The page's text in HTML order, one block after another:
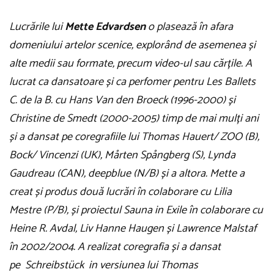
Lucrările luiMette Edvardseno plasează în afara
domeniului artelor scenice, explorând de asemenea și
alte medii sau formate, precum video-ul sau cărțile. A
lucrat ca dansatoare și ca perfomer pentru Les Ballets
C. de la B. cu Hans Van den Broeck (1996-2000) și
Christine de Smedt (2000-2005) timp de mai mulți ani
și a dansat pe coregrafiile lui Thomas Hauert/ ZOO (B),
Bock/ Vincenzi (UK), Mårten Spångberg (S), Lynda
Gaudreau (CAN), deepblue (N/B) și a altora. Mette a
creat și produs două lucrări în colaborare cu Lilia
Mestre (P/B), și proiectul Sauna in Exile în colaborare cu
Heine R. Avdal, Liv Hanne Haugen și Lawrence Malstaf
în 2002/2004. A realizat coregrafia și a dansat
pe Schreibstück in versiunea luiThomas